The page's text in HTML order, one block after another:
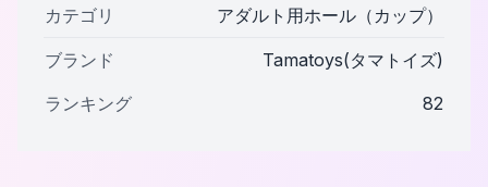
カテゴリ アダルト用ホール（カップ）
ブランド
Tamatoys(タマトイズ)
ランキング
82